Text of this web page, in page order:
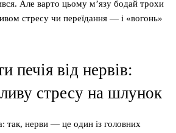
Але варто цьому м’язу бодай трохи
стресу чи переїдання — і «вогонь»
печія від нервів:
стресу на шлунок
так, нерви — це один із головних